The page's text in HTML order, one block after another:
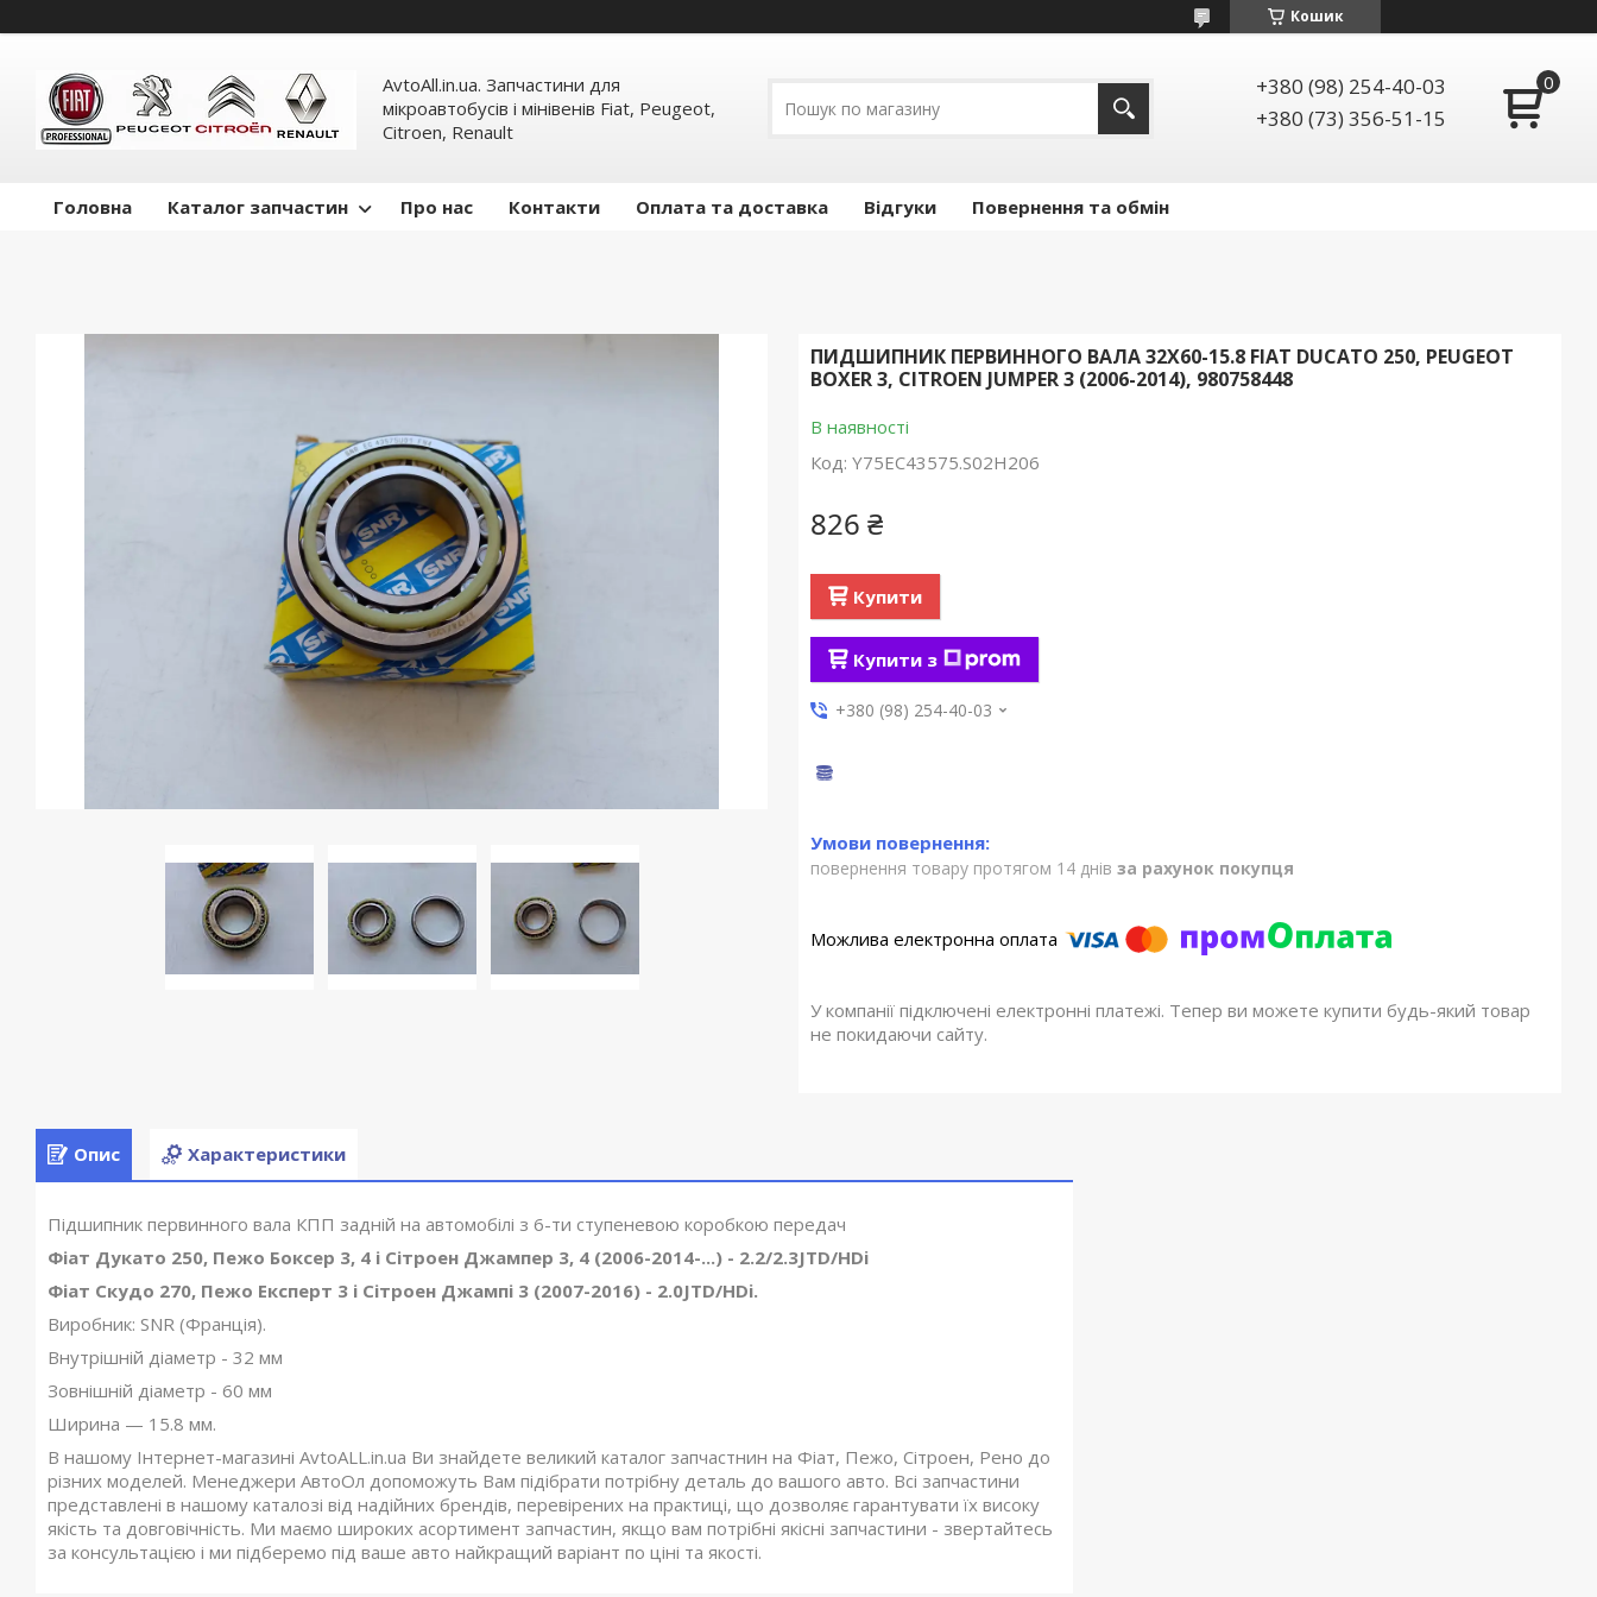
Кошик
AvtoAll.in.ua. Запчастини для
мікроавтобусів і мінівенів Fiat, Peugeot,
Citroen, Renault
+380 (98) 254-40-03
+380 (73) 356-51-15
Головна Каталог запчастин Про нас Контакти Оплата та доставка Відгуки Повернення та обмін
ПИДШИПНИК ПЕРВИННОГО ВАЛА 32Х60-15.8 FIAT DUCATO 250, PEUGEOT
BOXER 3, CITROEN JUMPER 3 (2006-2014), 980758448
В наявності
Код: Y75EC43575.S02H206
826 ₴
Купити
Купити з
+380 (98) 254-40-03
повернення товару протягом 14 днів за рахунок покупця
У компанії підключені електронні платежі. Тепер ви можете купити будь-який товар
не покидаючи сайту.
Опис Характеристики
Підшипник первинного вала КПП задній на автомобілі з 6-ти ступеневою коробкою передач
Фіат Дукато 250, Пежо Боксер 3, 4 і Сітроен Джампер 3, 4 (2006-2014-...) - 2.2/2.3JTD/HDi
Фіат Скудо 270, Пежо Експерт 3 і Сітроен Джампі 3 (2007-2016) - 2.0JTD/HDi.
Виробник: SNR (Франція).
Внутрішній діаметр - 32 мм
Зовнішній діаметр - 60 мм
Ширина — 15.8 мм.
В нашому Інтернет-магазині AvtoALL.in.ua Ви знайдете великий каталог запчастнин на Фіат, Пежо, Сітроен, Рено до
різних моделей. Менеджери АвтоОл допоможуть Вам підібрати потрібну деталь до вашого авто. Всі запчастини
представлені в нашому каталозі від надійних брендів, перевірених на практиці, що дозволяє гарантувати їх високу
якість та довговічність. Ми маємо широких асортимент запчастин, якщо вам потрібні якісні запчастини - звертайтесь
за консультацією і ми підберемо під ваше авто найкращий варіант по ціні та якості.